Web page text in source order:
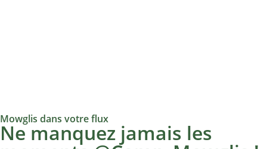
Mowglis dans votre flux
Ne manquez jamais les